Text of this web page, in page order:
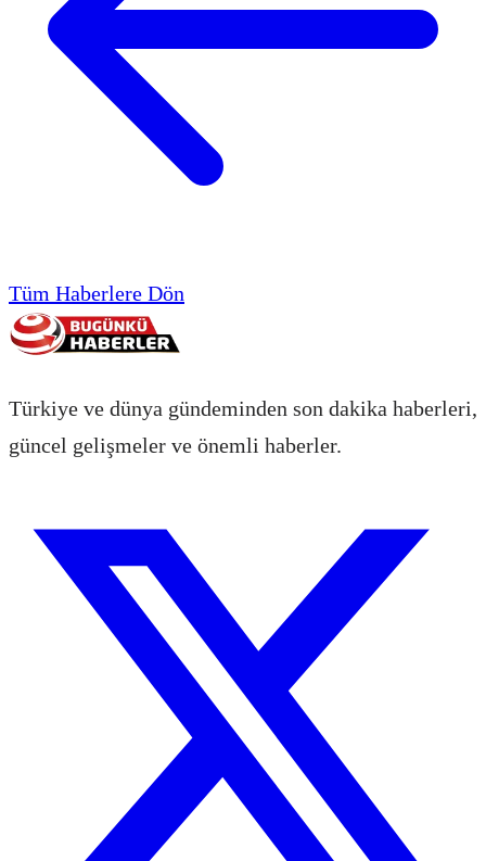
Tüm Haberlere Dön
Türkiye ve dünya gündeminden son dakika haberleri,
güncel gelişmeler ve önemli haberler.